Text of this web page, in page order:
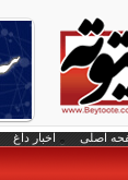
اصلی اخبار داغ